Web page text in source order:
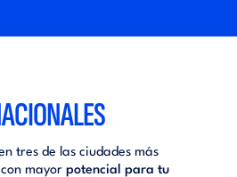
tres de las ciudades más
mayor potencial para tu